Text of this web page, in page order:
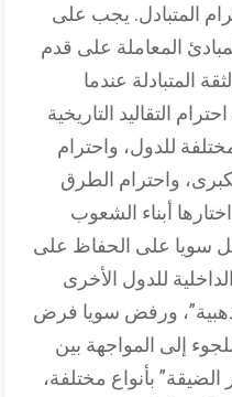
المتبادل. يجب على
المعاملة على قدم
المتبادلة عندما
التقاليد التاريخية
للدول، واحترام
واحترام الطرق
أبناء الشعوب
سويا على الحفاظ على
للدول الأخرى
ذهبية”، ورفض سويا فرض
إلى المواجهة بين
بأنواع مختلفة،